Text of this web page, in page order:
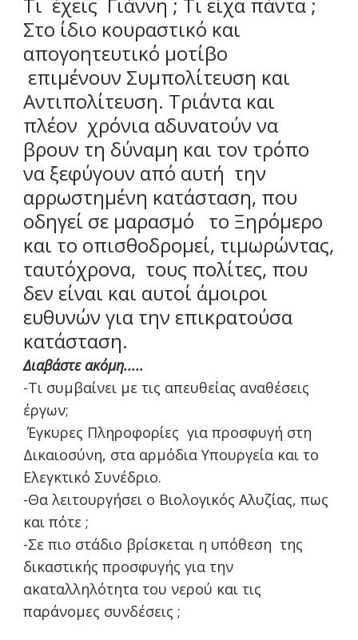
Τι έχεις Γιάννη ; Τι είχα πάντα ;
Στο ίδιο κουραστικό και
απογοητευτικό μοτίβο
επιμένουν Συμπολίτευση και
Αντιπολίτευση. Τριάντα και
πλέον χρόνια αδυνατούν να
βρουν τη δύναμη και τον τρόπο
να ξεφύγουν από αυτή την
αρρωστημένη κατάσταση, που
οδηγεί σε μαρασμό το Ξηρόμερο
και το οπισθοδρομεί, τιμωρώντας,
ταυτόχρονα, τους πολίτες, που
δεν είναι και αυτοί άμοιροι
ευθυνών για την επικρατούσα
κατάσταση.
Διαβάστε ακόμη.....
-Τι συμβαίνει με τις απευθείας αναθέσεις
έργων;
Έγκυρες Πληροφορίες για προσφυγή στη
Δικαιοσύνη, στα αρμόδια Υπουργεία και το
Ελεγκτικό Συνέδριο.
-Θα λειτουργήσει ο Βιολογικός Αλυζίας, πως
και πότε ;
-Σε πιο στάδιο βρίσκεται η υπόθεση της
δικαστικής προσφυγής για την
ακαταλληλότητα του νερού και τις
παράνομες συνδέσεις ;